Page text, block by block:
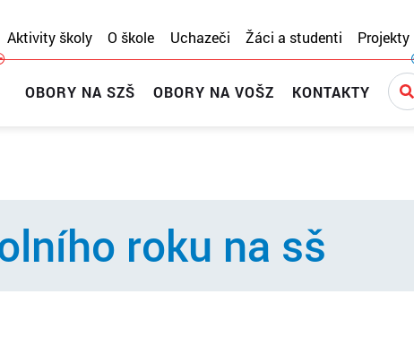
Aktivity školy O škole Uchazeči Žáci a studenti Projekty
OBORY NA SZŠ OBORY NA VOŠZ KONTAKTY
roku na sš